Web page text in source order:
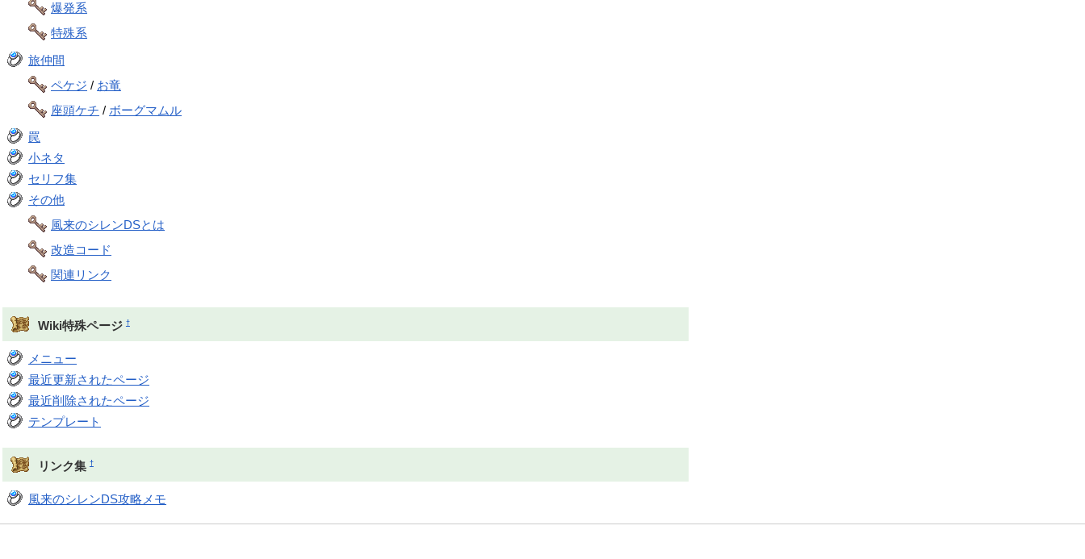
爆発系
特殊系
旅仲間
ペケジ / お竜
座頭ケチ / ボーグマムル
罠
小ネタ
セリフ集
その他
風来のシレンDSとは
改造コード
関連リンク
Wiki特殊ページ †
メニュー
最近更新されたページ
最近削除されたページ
テンプレート
リンク集 †
風来のシレンDS攻略メモ